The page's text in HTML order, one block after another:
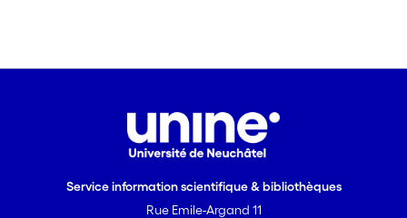
Service information scientifique & bibliothèques
Rue Emile-Argand 11